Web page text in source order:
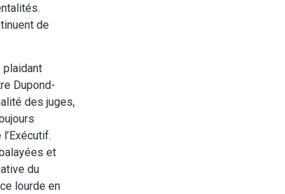
de
Dupond-
des juges,
et
du
lourde en